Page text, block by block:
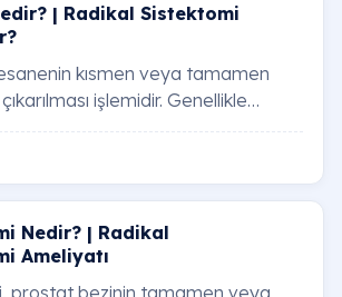
| Radikal Sistektomi
kısmen veya tamamen
işlemidir. Genellikle
tedavisinde başvurulan bir
Nedir? | Radikal
Ameliyatı
prostat bezinin tamamen veya